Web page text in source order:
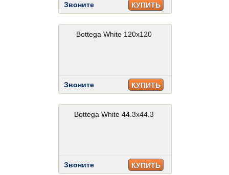
Звоните КУПИТЬ
Bottega White 120x120
Звоните КУПИТЬ
Bottega White 44.3x44.3
Звоните КУПИТЬ